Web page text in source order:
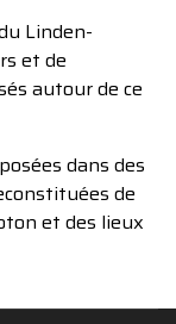
Linden-
et de
autour de ce
dans des
de
et des lieux